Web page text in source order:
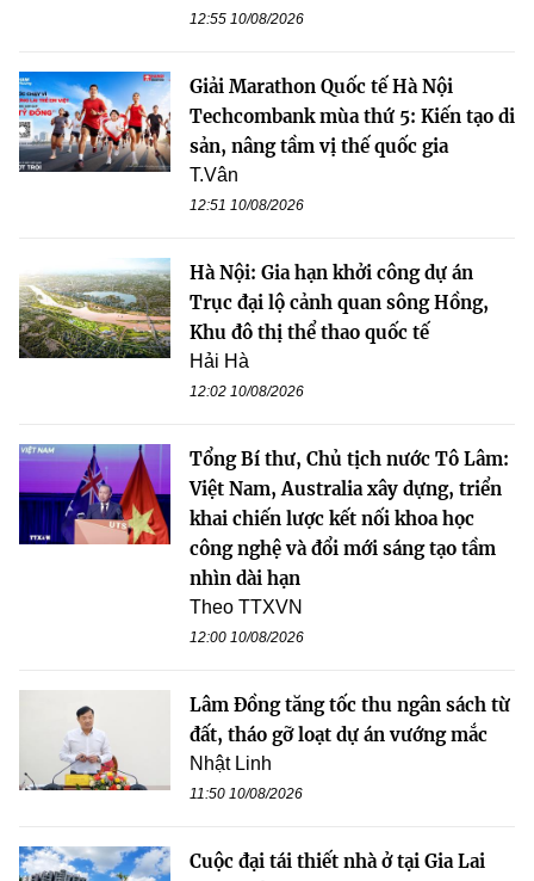
12:55 10/08/2026
Giải Marathon Quốc tế Hà Nội
Techcombank mùa thứ 5: Kiến tạo di
sản, nâng tầm vị thế quốc gia
T.Vân
12:51 10/08/2026
Hà Nội: Gia hạn khởi công dự án
Trục đại lộ cảnh quan sông Hồng,
Khu đô thị thể thao quốc tế
Hải Hà
12:02 10/08/2026
Tổng Bí thư, Chủ tịch nước Tô Lâm:
Việt Nam, Australia xây dựng, triển
khai chiến lược kết nối khoa học
công nghệ và đổi mới sáng tạo tầm
nhìn dài hạn
Theo TTXVN
12:00 10/08/2026
Lâm Đồng tăng tốc thu ngân sách từ
đất, tháo gỡ loạt dự án vướng mắc
Nhật Linh
11:50 10/08/2026
Cuộc đại tái thiết nhà ở tại Gia Lai